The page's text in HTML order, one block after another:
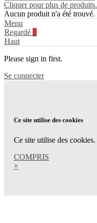
Cliquer pour plus de produits.
Aucun produit n'a été trouvé.
Menu
Regardé 0
Haut
Please sign in first.
Se connecter
Ce site utilise des cookies
Ce site utilise des cookies.
COMPRIS
×